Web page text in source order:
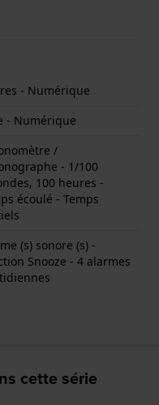
- Numérique
- Numérique
/
- 1/100
100 heures -
écoulé - Temps
(s) sonore (s) -
Snooze - 4 alarmes
cette série